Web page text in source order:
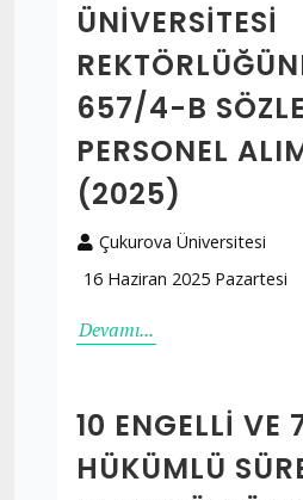
ÜNİVERSİTESİ
657/4-B
PERSONEL
(2025)
Çukurova Üniversitesi
16 Haziran 2025 Pazartesi
Devamı...
10 ENGELLI VE
HÜKÜMLÜ